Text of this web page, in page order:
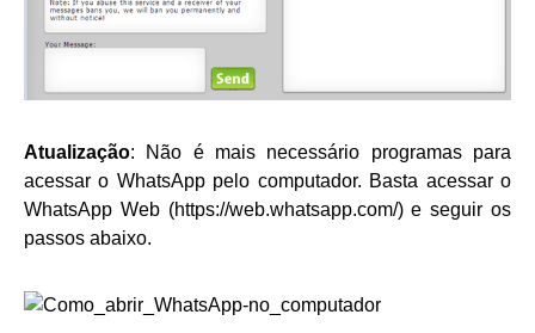
Atualização: Não é mais necessário programas para
acessar o WhatsApp pelo computador. Basta acessar o
WhatsApp Web (https://web.whatsapp.com/) e seguir os
passos abaixo.